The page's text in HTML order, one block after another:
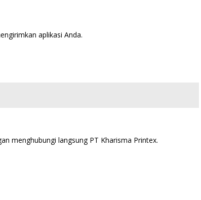
aplikasi Anda.
menghubungi langsung PT Kharisma Printex.